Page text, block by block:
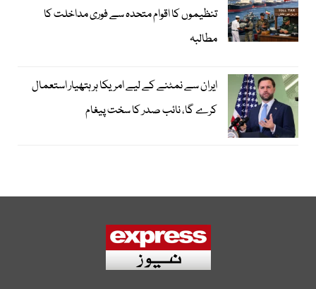
تنظیموں کا اقوام متحدہ سے فوری مداخلت کا
مطالبہ
ایران سے نمٹنے کے لیے امریکا ہر ہتھیار استعمال
کرے گا، نائب صدر کا سخت پیغام